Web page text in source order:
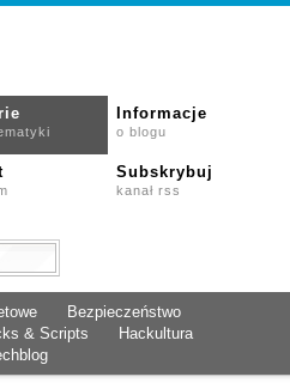
Informacje
o blogu
Subskrybuj
kanał rss
Bezpieczeństwo
& Scripts
Hackultura